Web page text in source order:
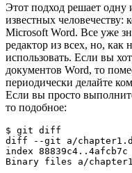
Этот подход решает
известных человечеству:
Microsoft Word. Все уже
редактор из всех, но,
использовать. Если вы
документов Word, то
периодически делайте
Если вы просто
то подобное:
$ git diff
diff --git a/
index 88839c4 .. 4afcb7c
Binary files a/